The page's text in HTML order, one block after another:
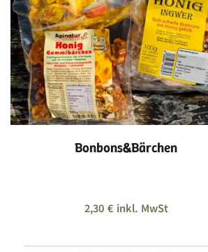
Bonbons&Bärchen
2,30 €inkl. MwSt